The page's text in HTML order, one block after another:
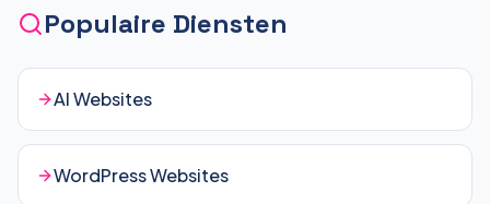
Populaire Diensten
AI Websites
WordPress Websites